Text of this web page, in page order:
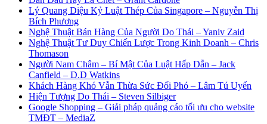
Lý Quang Diệu Kỷ Luật Thép Của Singapore – Nguyễn Thị
Bích Phương
Nghệ Thuật Bán Hàng Của Người Do Thái – Yaniv Zaid
Nghệ Thuật Tư Duy Chiến Lược Trong Kinh Doanh – Chris
Thomason
Người Nam Châm – Bí Mật Của Luật Hấp Dẫn – Jack
Canfield – D.D Watkins
Khách Hàng Khó Vẫn Thừa Sức Đối Phó – Lâm Tú Uyển
Hiện Tượng Do Thái – Steven Silbiger
Google Shopping – Giải pháp quảng cáo tối ưu cho website
TMĐT – MediaZ